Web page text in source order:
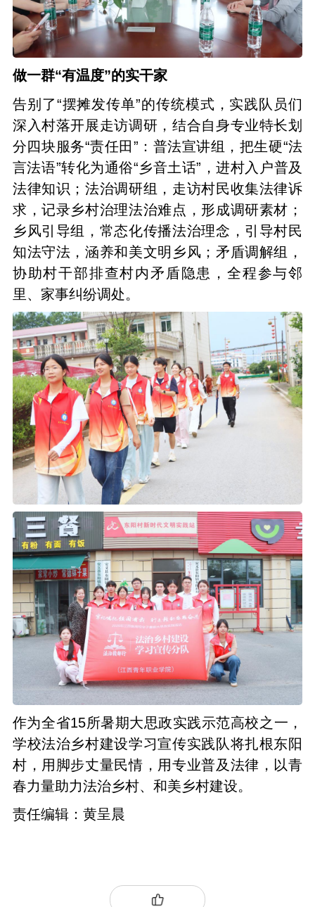
做一群“有温度”的实干家
告别了“摆摊发传单”的传统模式，实践队员们
深入村落开展走访调研，结合自身专业特长划
分四块服务“责任田”：普法宣讲组，把生硬“法
言法语”转化为通俗“乡音土话”，进村入户普及
法律知识；法治调研组，走访村民收集法律诉
求，记录乡村治理法治难点，形成调研素材；
乡风引导组，常态化传播法治理念，引导村民
知法守法，涵养和美文明乡风；矛盾调解组，
协助村干部排查村内矛盾隐患，全程参与邻
里、家事纠纷调处。
作为全省15所暑期大思政实践示范高校之一，
学校法治乡村建设学习宣传实践队将扎根东阳
村，用脚步丈量民情，用专业普及法律，以青
春力量助力法治乡村、和美乡村建设。
责任编辑：黄呈晨